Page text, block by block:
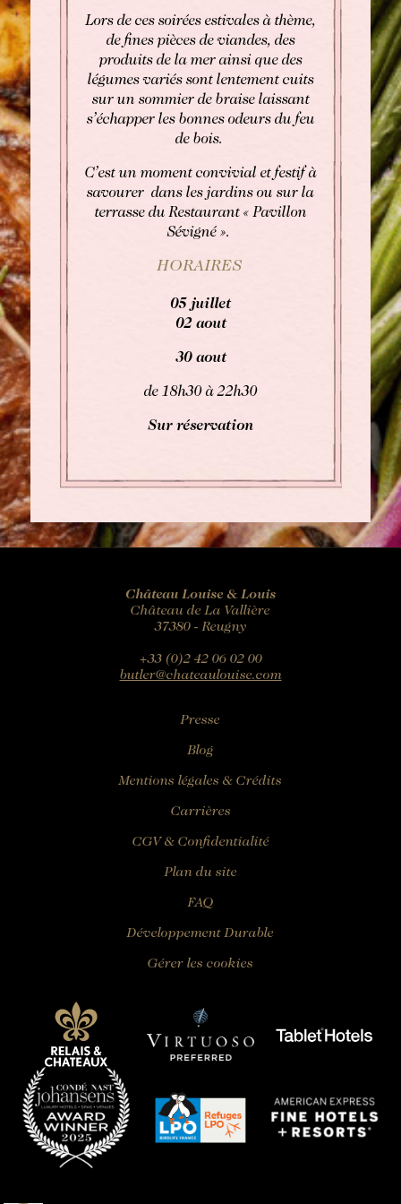
RÉSERVER
Réserver une chambre
Réserver une chambre
Réserver une table gastronomique
VOIR LES DISPONIBILITÉS
Pour les dates "sur demande",
merci de contacter l’hôtel directement:
Tel: +33 2 42 06 02 00
Fax: +33 1 40 29 07 00
Lors de ces soirées estivales à thème,
de fines pièces de viandes, des
produits de la mer ainsi que des
légumes variés sont lentement cuits
sur un sommier de braise laissant
s’échapper les bonnes odeurs du feu
de bois.
C’est un moment convivial et festif à
savourer dans les jardins ou sur la
terrasse du Restaurant « Pavillon
Sévigné ».
HORAIRES
05 juillet
02 aout
30 aout
de 18h30 à 22h30
Sur réservation
Château Louise & Louis
Château de La Vallière
37380 - Reugny
+33 (0)2 42 06 02 00
butler@chateaulouise.com
Presse
Blog
Mentions légales & Crédits
Carrières
CGV & Confidentialité
Plan du site
FAQ
Développement Durable
Gérer les cookies